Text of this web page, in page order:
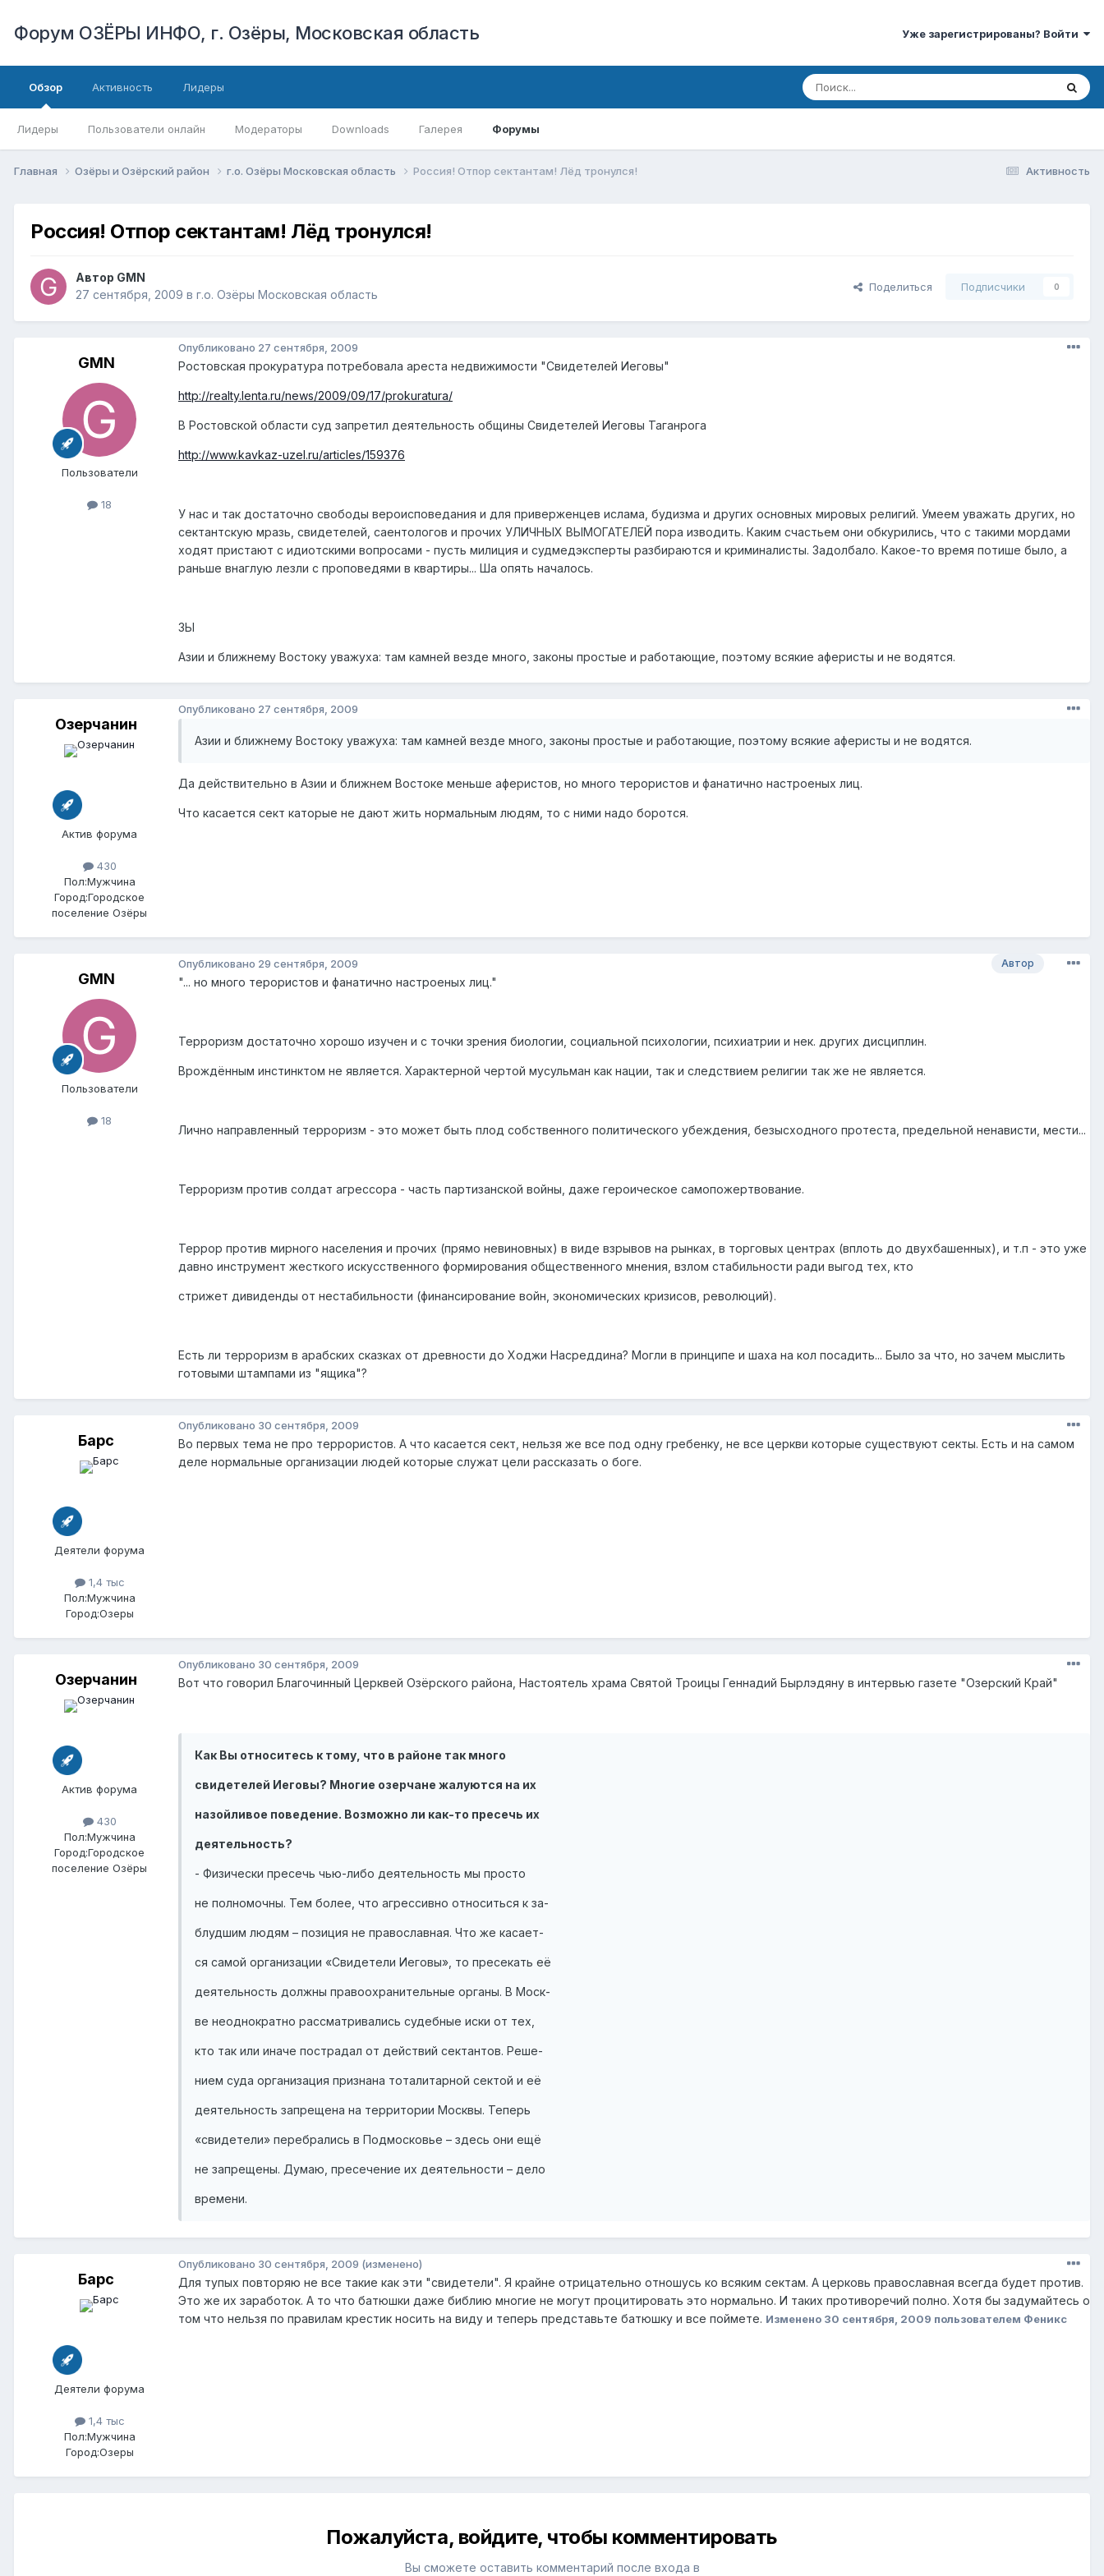
Форум ОЗЁРЫ ИНФО, г. Озёры, Московская область Уже зарегистрированы? Войти
Обзор
Лидеры Пользователи онлайн Модераторы Downloads Галерея Форумы
Активность Лидеры
Активность
Главная Озёры и Озёрский район г.о. Озёры Московская область Россия! Отпор сектантам! Лёд тронулся!
Россия! Отпор сектантам! Лёд тронулся!
Автор GMN
27 сентября, 2009 в г.о. Озёры Московская область
Поделиться Подписчики 0
GMN
Пользователи
18
Опубликовано 27 сентября, 2009
Ростовская прокуратура потребовала ареста недвижимости "Свидетелей Иеговы"
http://realty.lenta.ru/news/2009/09/17/prokuratura/
В Ростовской области суд запретил деятельность общины Свидетелей Иеговы Таганрога
http://www.kavkaz-uzel.ru/articles/159376
У нас и так достаточно свободы вероисповедания и для приверженцев ислама, будизма и других основных мировых религий. Умеем уважать других, но
сектантскую мразь, свидетелей, саентологов и прочих УЛИЧНЫХ ВЫМОГАТЕЛЕЙ пора изводить. Каким счастьем они обкурились, что с такими мордами
ходят пристают с идиотскими вопросами - пусть милиция и судмедэксперты разбираются и криминалисты. Задолбало. Какое-то время потише было, а
раньше внаглую лезли с проповедями в квартиры... Ша опять началось.
ЗЫ
Азии и ближнему Востоку уважуха: там камней везде много, законы простые и работающие, поэтому всякие аферисты и не водятся.
Озерчанин
Актив форума
430
Пол:Мужчина
Город:Городское
поселение Озёры
Опубликовано 27 сентября, 2009
Азии и ближнему Востоку уважуха: там камней везде много, законы простые и работающие, поэтому всякие аферисты и не водятся.
Да действительно в Азии и ближнем Востоке меньше аферистов, но много терористов и фанатично настроеных лиц.
Что касается сект каторые не дают жить нормальным людям, то с ними надо боротся.
GMN
Пользователи
18
Автор
Опубликовано 29 сентября, 2009
"... но много терористов и фанатично настроеных лиц."
Терроризм достаточно хорошо изучен и с точки зрения биологии, социальной психологии, психиатрии и нек. других дисциплин.
Врождённым инстинктом не является. Характерной чертой мусульман как нации, так и следствием религии так же не является.
Лично направленный терроризм - это может быть плод собственного политического убеждения, безысходного протеста, предельной ненависти, мести...
Терроризм против солдат агрессора - часть партизанской войны, даже героическое самопожертвование.
Террор против мирного населения и прочих (прямо невиновных) в виде взрывов на рынках, в торговых центрах (вплоть до двухбашенных), и т.п - это уже
давно инструмент жесткого искусственного формирования общественного мнения, взлом стабильности ради выгод тех, кто
стрижет дивиденды от нестабильности (финансирование войн, экономических кризисов, революций).
Есть ли терроризм в арабских сказках от древности до Ходжи Насреддина? Могли в принципе и шаха на кол посадить... Было за что, но зачем мыслить
готовыми штампами из "ящика"?
Барс
Деятели форума
1,4 тыс
Пол:Мужчина
Город:Озеры
Опубликовано 30 сентября, 2009
Во первых тема не про террористов. А что касается сект, нельзя же все под одну гребенку, не все церкви которые существуют секты. Есть и на самом
деле нормальные организации людей которые служат цели рассказать о боге.
Озерчанин
Актив форума
430
Пол:Мужчина
Город:Городское
поселение Озёры
Опубликовано 30 сентября, 2009
Вот что говорил Благочинный Церквей Озёрского района, Настоятель храма Святой Троицы Геннадий Бырлэдяну в интервью газете "Озерский Край"
Как Вы относитесь к тому, что в районе так много
свидетелей Иеговы? Многие озерчане жалуются на их
назойливое поведение. Возможно ли как-то пресечь их
деятельность?
- Физически пресечь чью-либо деятельность мы просто
не полномочны. Тем более, что агрессивно относиться к за-
блудшим людям – позиция не православная. Что же касает-
ся самой организации «Свидетели Иеговы», то пресекать её
деятельность должны правоохранительные органы. В Моск-
ве неоднократно рассматривались судебные иски от тех,
кто так или иначе пострадал от действий сектантов. Реше-
нием суда организация признана тоталитарной сектой и её
деятельность запрещена на территории Москвы. Теперь
«свидетели» перебрались в Подмосковье – здесь они ещё
не запрещены. Думаю, пресечение их деятельности – дело
времени.
Барс
Деятели форума
1,4 тыс
Пол:Мужчина
Город:Озеры
Опубликовано 30 сентября, 2009 (изменено)
Для тупых повторяю не все такие как эти "свидетели". Я крайне отрицательно отношусь ко всяким сектам. А церковь православная всегда будет против.
Это же их заработок. А то что батюшки даже библию многие не могут процитировать это нормально. И таких противоречий полно. Хотя бы задумайтесь о
том что нельзя по правилам крестик носить на виду и теперь представьте батюшку и все поймете. Изменено 30 сентября, 2009 пользователем Феникс
Пожалуйста, войдите, чтобы комментировать
Вы сможете оставить комментарий после входа в